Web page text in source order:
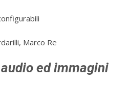
Marco Re
ed immagini